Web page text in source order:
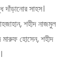
দাঁড়ানোর সাহস।
শহীদ নাজমুল
মারুফ হোসেন, শহীদ